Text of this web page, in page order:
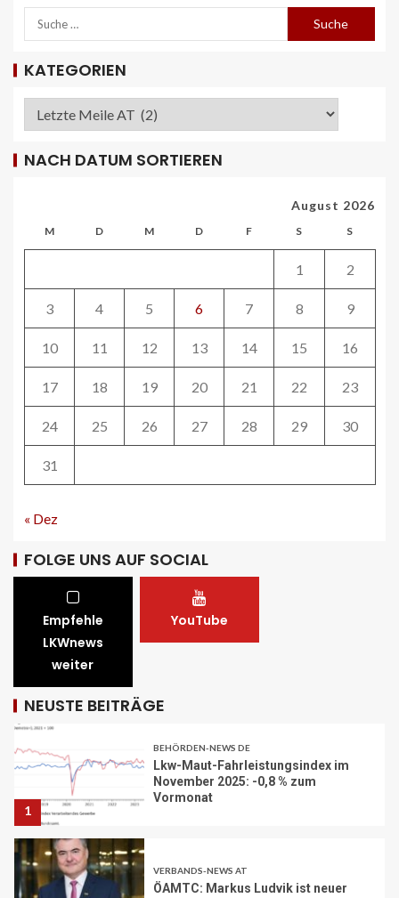
KATEGORIEN
NACH DATUM SORTIEREN
August 2026
M D M D F S S
1 2
3 4 5 6 7 8 9
10 11 12 13 14 15 16
17 18 19 20 21 22 23
24 25 26 27 28 29 30
31
« Dez
FOLGE UNS AUF SOCIAL
Empfehle
LKWnews
weiter
YouTube
NEUSTE BEITRÄGE
REISECAR- UND LINIENBUS-PRODUZENTEN
Infrastrukturbedarf von elektrisch
betriebenen Reisebussen ermitteln
ÖV-NEWS CH
Tramhaltestelle «Bahnhofquai» wird
Fahrplan 2026: Angebotsausbau auf
diversen Linien
29
Baustelle in Winterpause
1
BEHÖRDEN-NEWS DE
Lkw-Maut-Fahrleistungsindex im
November 2025: -0,8 % zum
Vormonat
VERBANDS-NEWS AT
ÖAMTC: Markus Ludvik ist neuer